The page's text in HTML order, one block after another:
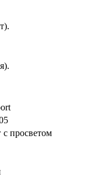
с просветом